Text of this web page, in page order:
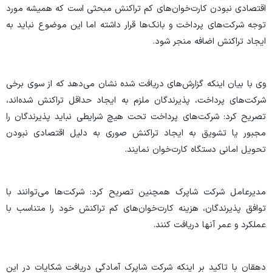
اقتصادی نبودن کارت‌خوان‌های کم تراکنش مبحثی است که همیشه مورد
توجه شرکت‌های پرداخت و بانک‌ها قرار داشته اما این موضوع نباید به
ایجاد تراکنش اضافه منجر شود.
وی با بیان اینکه گزارش‌های دریافت شده نشان می‌دهد که از سوی برخی
شرکت‌های پرداخت، پذیرندگان ملزم به ایجاد حداقل تراکنش شده‌اند،
تصریح کرد: شرکت‌های پرداخت تحت هیچ شرایطی نباید پذیرندگان را
مجبور یا تشویق به ایجاد تراکنش صوری به دلیل اقتصادی نبودن
تحویل امانی دستگاه کارت‌خوان نمایند.
مدیرعامل شرکت شاپرک همچنین تصریح کرد: شرکت‌ها می‌توانند با
توافق پذیرندگان، هزینه کارت‌خوان‌های کم تراکنش خود را متناسب با
عملکرد و عمر آنها دریافت کنند.
دهقان با تاکید بر اینکه شرکت شاپرک آمادگی دریافت شکایات در این